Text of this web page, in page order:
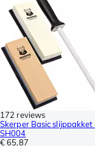
172 reviews
Skerper Basic
SH004
€ 65,87